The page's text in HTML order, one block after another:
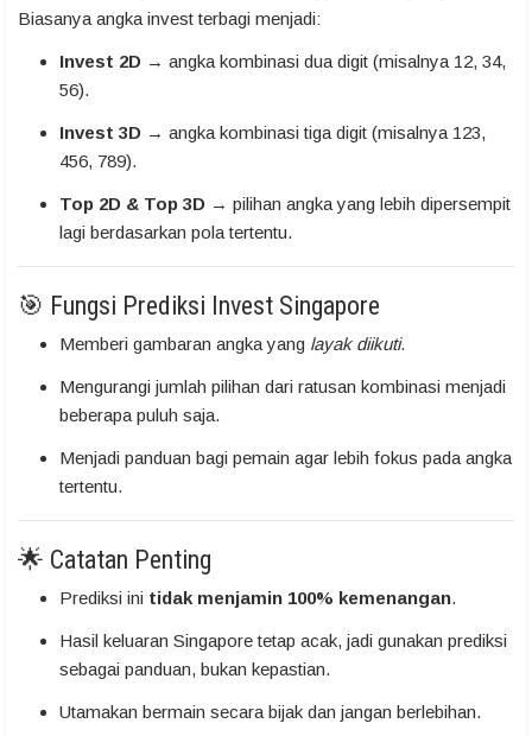
Biasanya angka invest terbagi menjadi:
Invest 2D → angka kombinasi dua digit (misalnya 12, 34,
56).
Invest 3D → angka kombinasi tiga digit (misalnya 123,
456, 789).
Top 2D & Top 3D → pilihan angka yang lebih dipersempit
lagi berdasarkan pola tertentu.
🎯 Fungsi Prediksi Invest Singapore
Memberi gambaran angka yang layak diikuti.
Mengurangi jumlah pilihan dari ratusan kombinasi menjadi
beberapa puluh saja.
Menjadi panduan bagi pemain agar lebih fokus pada angka
tertentu.
🌟 Catatan Penting
Prediksi ini tidak menjamin 100% kemenangan.
Hasil keluaran Singapore tetap acak, jadi gunakan prediksi
sebagai panduan, bukan kepastian.
Utamakan bermain secara bijak dan jangan berlebihan.